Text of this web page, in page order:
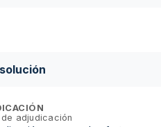
adjudicación